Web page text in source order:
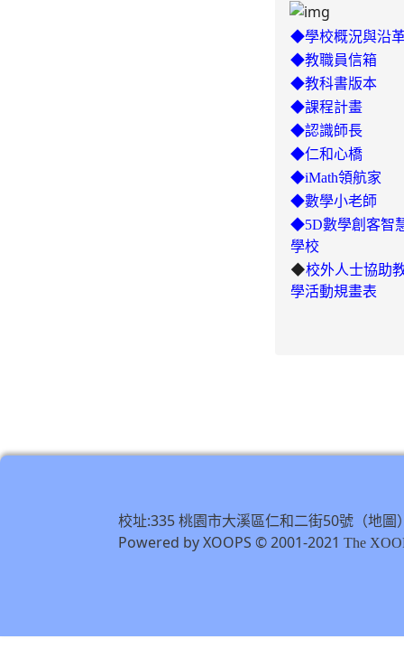
◆學校概況與沿
◆教職員信箱
◆教科書版本
◆課程計畫
◆認識師長
◆仁和心橋
◆iMath領航家
◆數學小老師
◆5D數學創客智
學校
◆校外人士協助
學活動規畫表
校址:335 桃園市大溪區仁和二街50號（地圖
Powered by XOOPS © 2001-2021 The